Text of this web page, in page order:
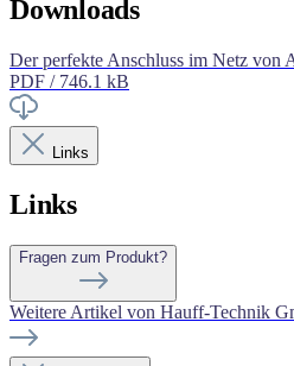
Downloads
Der perfekte Anschluss im Netz von
PDF / 746.1 kB
Links
Links
Fragen zum Produkt?
Weitere Artikel von Hauff-Technik